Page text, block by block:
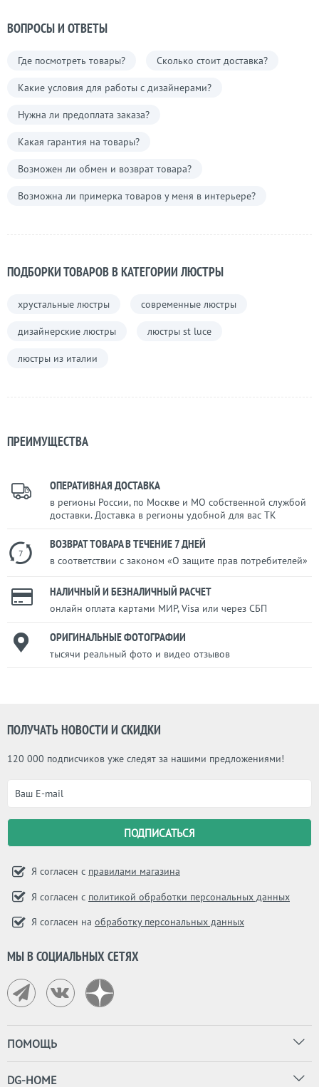
ВОПРОСЫ И ОТВЕТЫ
Где посмотреть товары? Сколько стоит доставка?
Какие условия для работы с дизайнерами?
Нужна ли предоплата заказа?
Какая гарантия на товары?
Возможен ли обмен и возврат товара?
Возможна ли примерка товаров у меня в интерьере?
ПОДБОРКИ ТОВАРОВ В КАТЕГОРИИ ЛЮСТРЫ
хрустальные люстры современные люстры
дизайнерские люстры люстры st luce
люстры из италии
ПРЕИМУЩЕСТВА
ОПЕРАТИВНАЯ ДОСТАВКА
в регионы России, по Москве и МО собственной службой
доставки. Доставка в регионы удобной для вас ТК
7
ВОЗВРАТ ТОВАРА В ТЕЧЕНИЕ 7 ДНЕЙ
в соответствии с законом «О защите прав потребителей»
НАЛИЧНЫЙ И БЕЗНАЛИЧНЫЙ РАСЧЕТ
онлайн оплата картами МИР, Visa или через СБП
ОРИГИНАЛЬНЫЕ ФОТОГРАФИИ
тысячи реальный фото и видео отзывов
ПОЛУЧАТЬ НОВОСТИ И СКИДКИ
120 000 подписчиков уже следят за нашими предложениями!
Я согласен с правилами магазина
Я согласен с политикой обработки персональных данных
Я согласен на обработку персональных данных
МЫ В СОЦИАЛЬНЫХ СЕТЯХ
ПОМОЩЬ
DG-HOME